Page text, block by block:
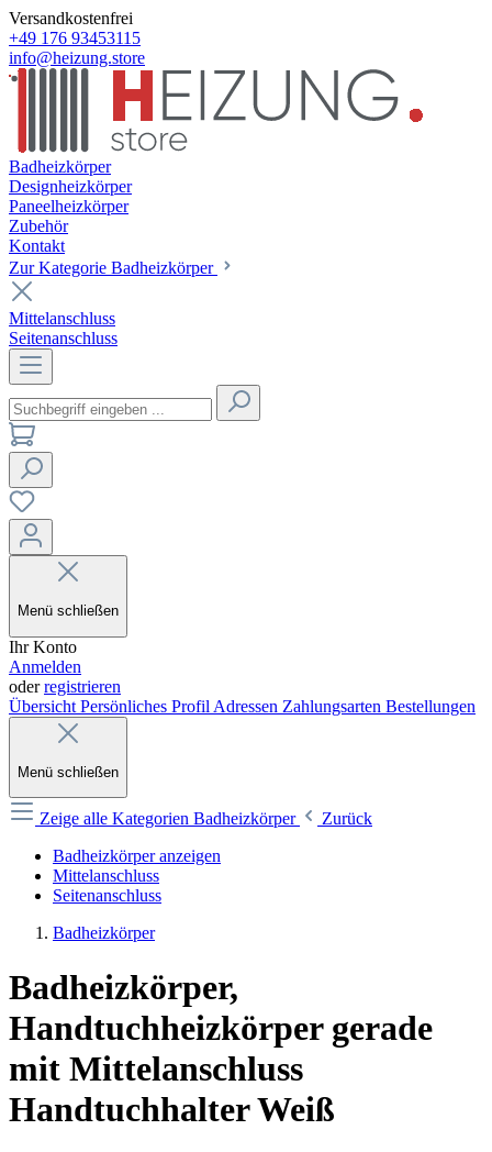
Versandkostenfrei
+49 176 93453115
info@heizung.store
Badheizkörper
Designheizkörper
Paneelheizkörper
Zubehör
Kontakt
Zur Kategorie Badheizkörper
Mittelanschluss
Seitenanschluss
Menü schließen
Ihr Konto
Anmelden
oderregistrieren
Übersicht Persönliches Profil Adressen Zahlungsarten Bestellungen
Menü schließen
Zeige alle Kategorien Badheizkörper
Zurück
Badheizkörper anzeigen
Mittelanschluss
Seitenanschluss
Badheizkörper
Badheizkörper,
Handtuchheizkörper gerade
mit Mittelanschluss
Handtuchhalter Weiß